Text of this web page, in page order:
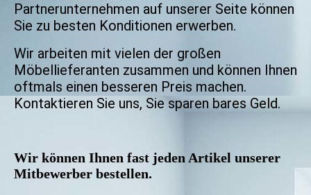
Partnerunternehmen auf unserer Seite können
Sie zu besten Konditionen erwerben.
Wir arbeiten mit vielen der großen
Möbellieferanten zusammen und können Ihnen
oftmals einen besseren Preis machen.
Kontaktieren Sie uns, Sie sparen bares Geld.
Wir können Ihnen fast jeden Artikel unserer
Mitbewerber bestellen.